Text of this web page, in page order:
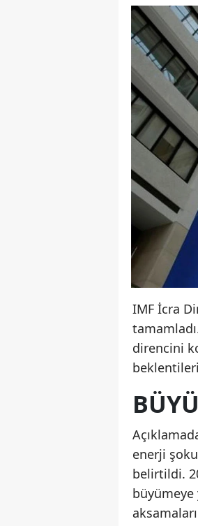
IMF İcra
direncini
enerji
belirtildi.